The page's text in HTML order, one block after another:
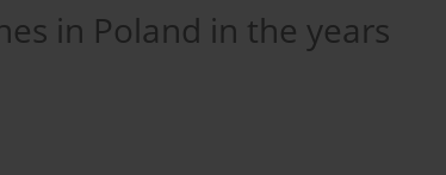
in Poland in the years